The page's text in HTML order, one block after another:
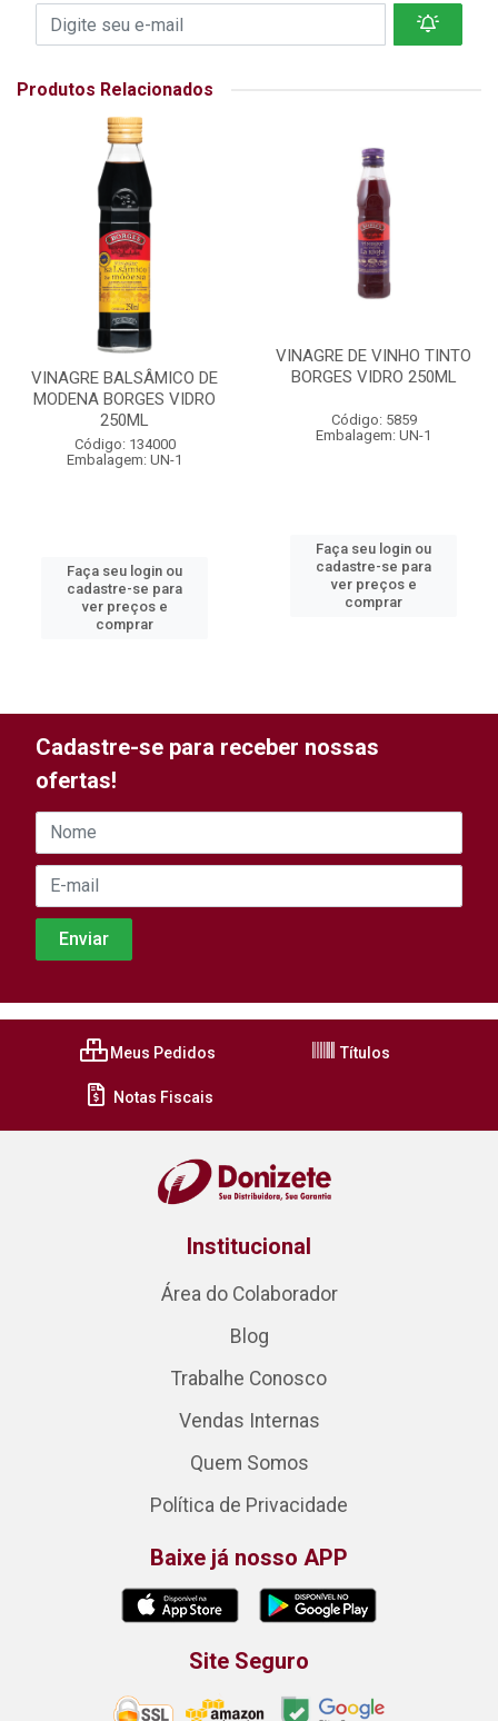
Produtos Relacionados
VINAGRE BALSÂMICO DE
MODENA BORGES VIDRO
250ML
Código: 134000
Embalagem: UN-1
Faça seu login ou
cadastre-se para
ver preços e
comprar
VINAGRE DE VINHO TINTO
BORGES VIDRO 250ML
Código: 5859
Embalagem: UN-1
Faça seu login ou
cadastre-se para
ver preços e
comprar
Cadastre-se para receber nossas
ofertas!
Meus Pedidos Títulos
Notas Fiscais
Institucional
Área do Colaborador
Blog
Trabalhe Conosco
Vendas Internas
Quem Somos
Política de Privacidade
Baixe já nosso APP
Site Seguro